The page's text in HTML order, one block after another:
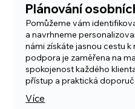
Plánování
Pomůžeme vám
a navrhneme
námi získáte jasnou cestu k
podpora je zaměřena na
spokojenost každého
přístup a praktická
Více